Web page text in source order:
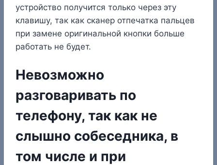
устройство получится только через эту
клавишу, так как сканер отпечатка пальцев
при замене оригинальной кнопки больше
работать не будет.
Невозможно
разговаривать по
телефону, так как не
слышно собеседника, в
том числе и при